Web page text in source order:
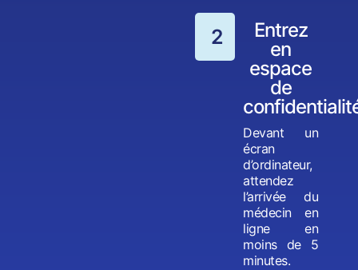
2
Entrez
en
espace
de
Devant un
écran
d’ordinateur,
attendez
l’arrivée du
médecin en
ligne en
moins de 5
minutes.